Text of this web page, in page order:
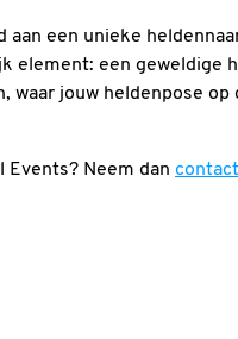
aan een unieke
element: een geweldige
waar jouw heldenpose
Events? Neem dan contact